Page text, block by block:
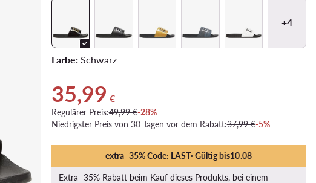
+4
Farbe:Schwarz
Aktueller Preis 35,99 €
35,99 €
Regulärer Preis:49,99 €-28%
Niedrigster Preis von 30 Tagen vor dem Rabatt:37,99 €-5%
extra -35% Code: LAST· Gültig bis10.08
Extra -35% Rabatt beim Kauf dieses Produkts, bei einem